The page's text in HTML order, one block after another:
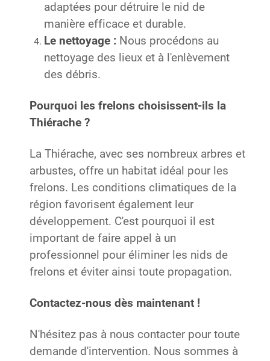
adaptées pour détruire le nid de
manière efficace et durable.
Le nettoyage : Nous procédons au
nettoyage des lieux et à l'enlèvement
des débris.
Pourquoi les frelons choisissent-ils la
Thiérache ?
La Thiérache, avec ses nombreux arbres et
arbustes, offre un habitat idéal pour les
frelons. Les conditions climatiques de la
région favorisent également leur
développement. C'est pourquoi il est
important de faire appel à un
professionnel pour éliminer les nids de
frelons et éviter ainsi toute propagation.
Contactez-nous dès maintenant !
N'hésitez pas à nous contacter pour toute
demande d'intervention. Nous sommes à